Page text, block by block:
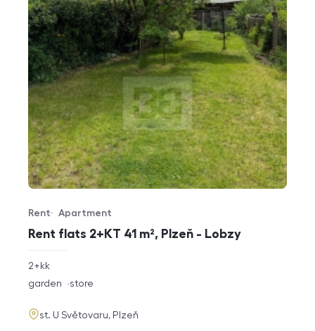
Rent flats 2+KT 41 m², Plzeň - Lobzy
Offer type
Rent
Property type
Apartment
rozměry
2+kk
funkce
garden store
adresa
st. U Světovaru, Plzeň